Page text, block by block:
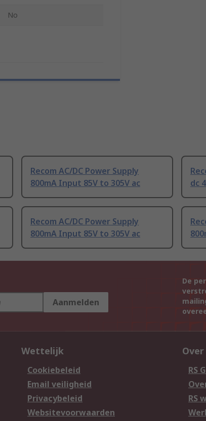
No
Recom AC/DC Power Supply
800mA Input 85V to 305V ac
dc
Recom AC/DC Power Supply
800mA Input 85V to 305V ac
Aanmelden
De
Wettelijk
Cookiebeleid
Email veiligheid
Privacybeleid
Websitevoorwaarden
Over
RS
RS